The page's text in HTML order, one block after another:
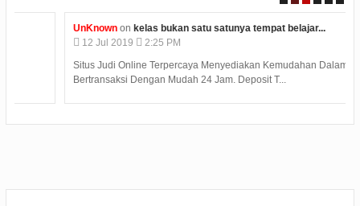
onkelas bukan satu satunya tempat belajar...
2019
2:25 PM
Situs Judi Online Terpercaya Menyediakan Kemudahan Dalam
Bertransaksi Dengan Mudah 24 Jam. Deposit T...